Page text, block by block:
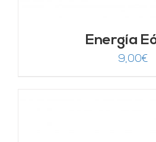
Energía
9,00€